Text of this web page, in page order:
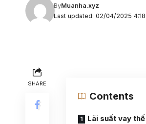
Last updated: 02/04/2025 4:18
ByMuanha.xyz
SHARE
Contents
Lãi suất vay